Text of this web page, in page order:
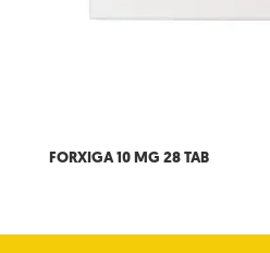
FORXIGA 10 MG 28 TAB